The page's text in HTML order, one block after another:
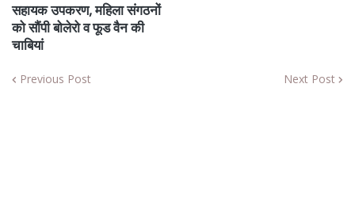
सहायक उपकरण, महिला संगठनों
को सौंपी बोलेरो व फूड वैन की
चाबियां
Previous Post Next Post